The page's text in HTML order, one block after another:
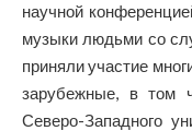
научной
музыки людьми со
приняли участие
зарубежные, в том
Северо-Западного